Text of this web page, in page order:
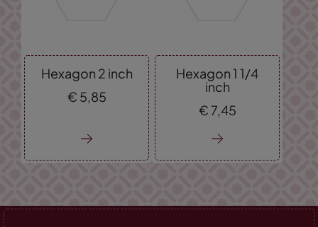
Hexagon 2 inch
€ 5,85
Hexagon 1 1/4
inch
€ 7,45